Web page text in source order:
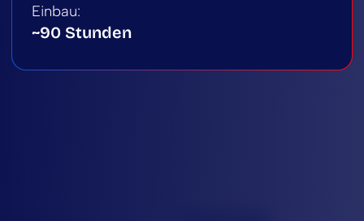
Einbau:
~90 Stunden